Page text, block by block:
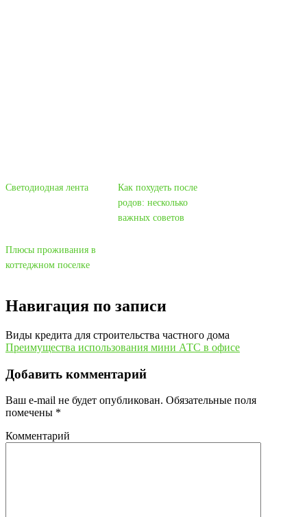
Светодиодная лента
Как похудеть после
родов: несколько
важных советов
Плюсы проживания в
коттеджном поселке
Навигация по записи
Виды кредита для строительства частного дома
Преимущества использования мини АТС в офисе
Добавить комментарий
Ваш e-mail не будет опубликован. Обязательные поля
помечены *
Комментарий